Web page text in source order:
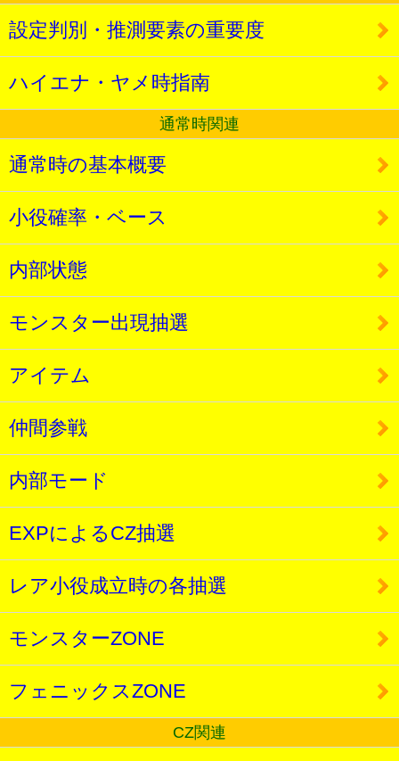
設定判別・推測要素の重要度
ハイエナ・ヤメ時指南
通常時関連
通常時の基本概要
小役確率・ベース
内部状態
モンスター出現抽選
アイテム
仲間参戦
内部モード
EXPによるCZ抽選
レア小役成立時の各抽選
モンスターZONE
フェニックスZONE
CZ関連